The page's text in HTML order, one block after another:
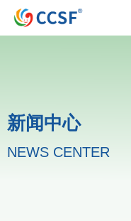
新闻中心
NEWS CENTER